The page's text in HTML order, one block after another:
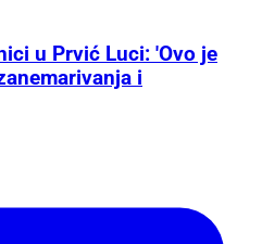
u Prvić Luci: 'Ovo je
i